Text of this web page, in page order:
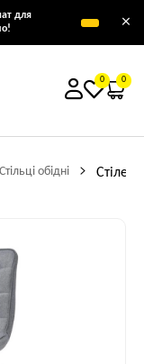
для
×
0 0
Стільці обідні